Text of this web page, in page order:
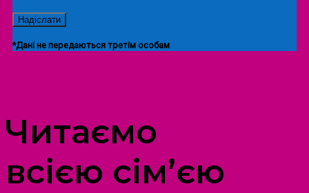
*Дані не передаються третім особам
Читаємо
всією сім’єю